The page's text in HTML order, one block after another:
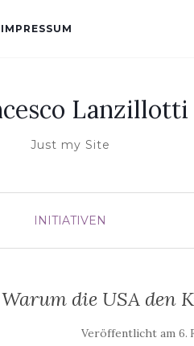
IMPRESSUM
Lanzillotti
Just my Site
INITIATIVEN
Warum die USA den
Veröffentlicht am 6.